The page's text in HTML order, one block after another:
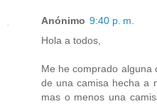
Anónimo 9:40 p. m.
Hola a todos,
Me he comprado alguna
de una camisa hecha a
mas o menos una